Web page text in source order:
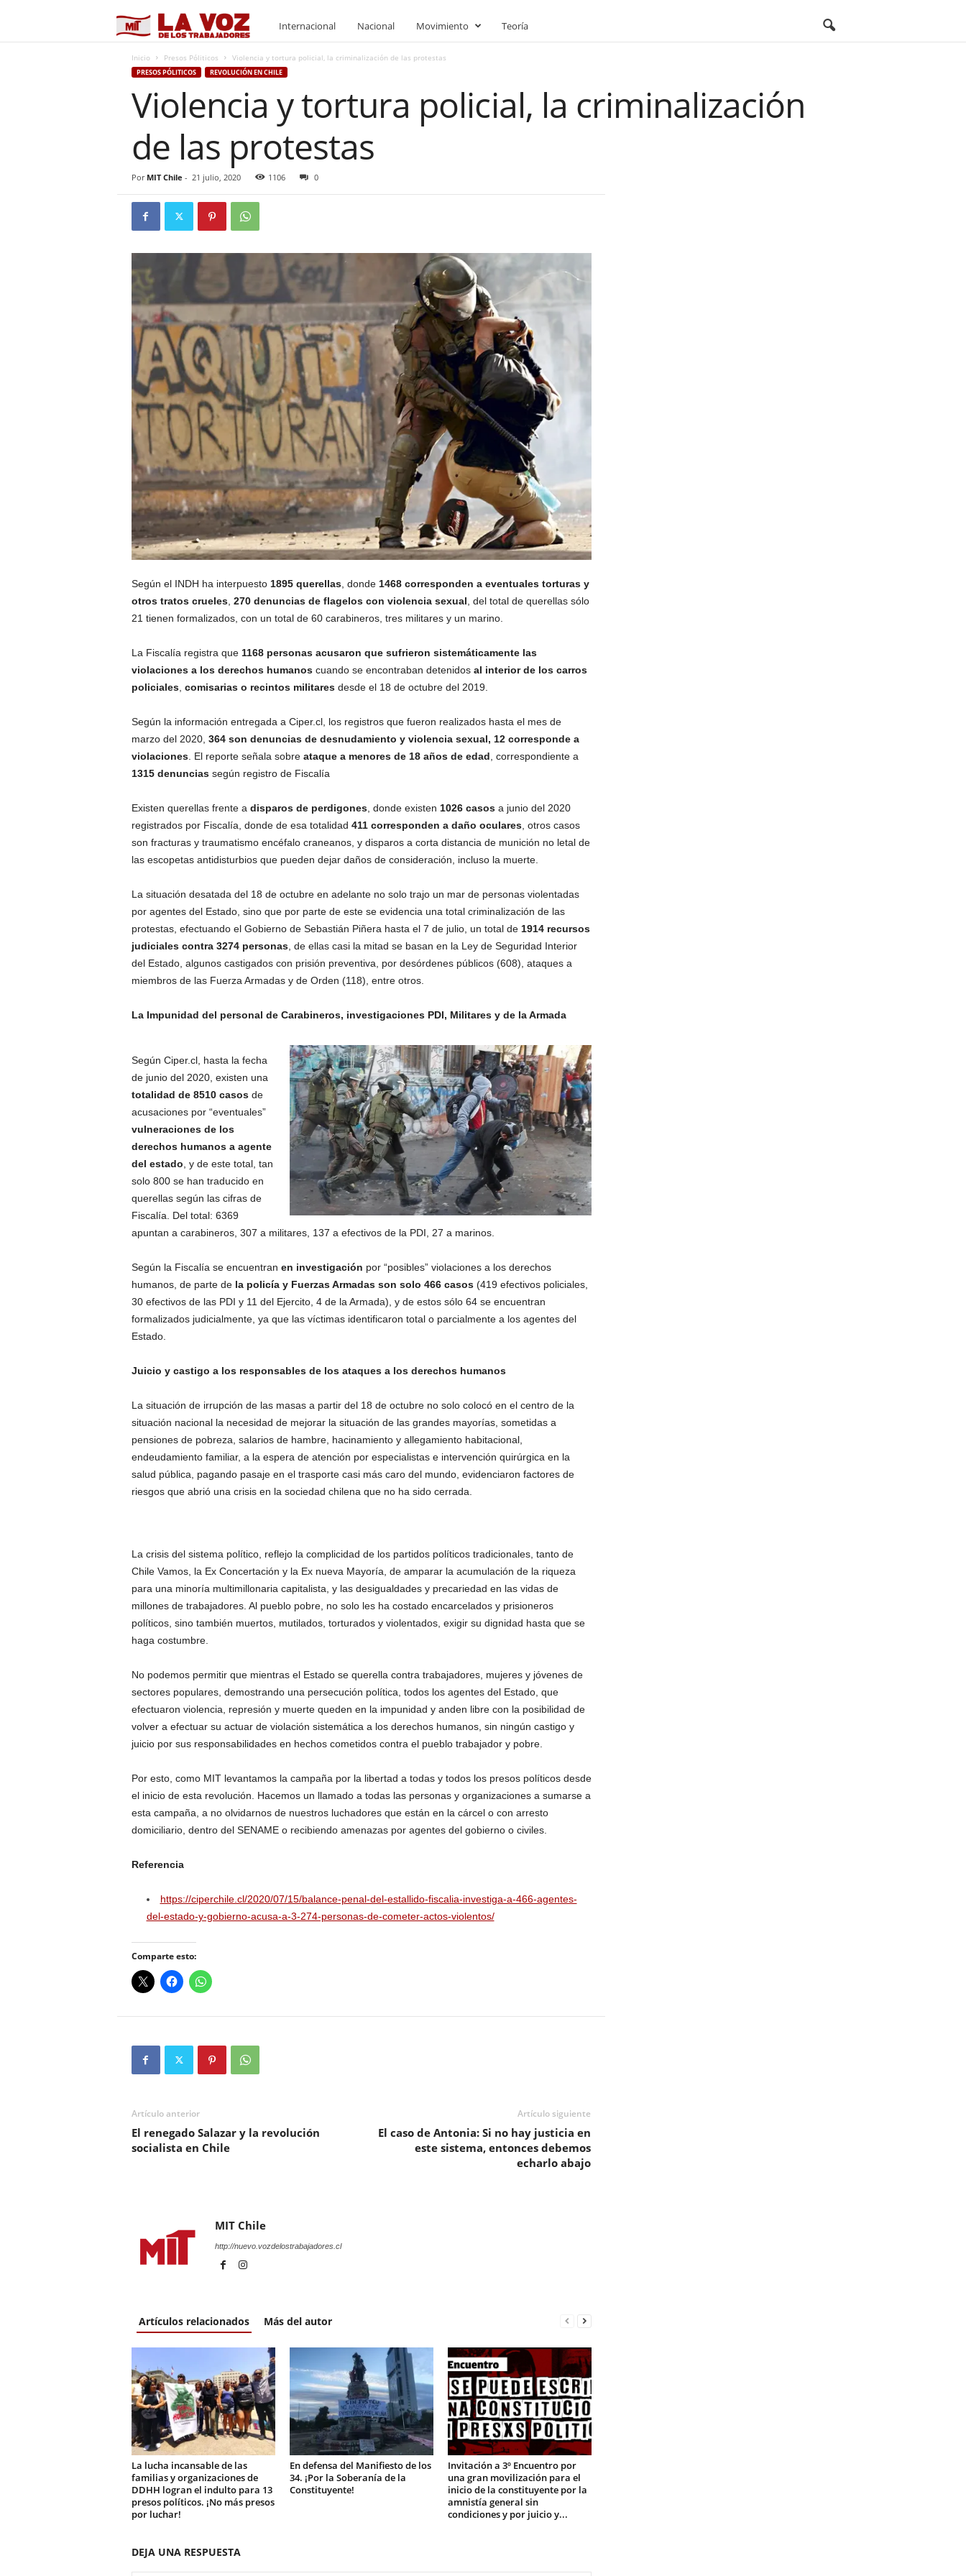
I
Internacional Nacional Movimiento Teoría
Inicio Presos Póliticos Violencia y tortura policial, la criminalización de las protestas
PRESOS PÓLITICOS REVOLUCIÓN EN CHILE
Violencia y tortura policial, la criminalización
de las protestas
Por MIT Chile - 21 julio, 2020 1106 0
Según el INDH ha interpuesto 1895 querellas, donde 1468 corresponden a eventuales torturas y
otros tratos crueles, 270 denuncias de flagelos con violencia sexual , del total de querellas sólo
21 tienen formalizados, con un total de 60 carabineros, tres militares y un marino.
La Fiscalía registra que 1168 personas acusaron que sufrieron sistemáticamente las
violaciones a los derechos humanoscuando se encontraban detenidos al interior de los carros
policiales, comisarias o recintos militaresdesde el 18 de octubre del 2019.
Según la información entregada a Ciper.cl, los registros que fueron realizados hasta el mes de
marzo del 2020, 364 son denuncias de desnudamiento y violencia sexual, 12 corresponde a
violaciones. El reporte señala sobre ataque a menores de 18 años de edad , correspondiente a
1315 denunciassegún registro de Fiscalía
Existen querellas frente a disparos de perdigones, donde existen 1026 casosa junio del 2020
registrados por Fiscalía, donde de esa totalidad 411 corresponden a daño oculares, otros casos
son fracturas y traumatismo encéfalo craneanos, y disparos a corta distancia de munición no letal de
las escopetas antidisturbios que pueden dejar daños de consideración, incluso la muerte.
La situación desatada del 18 de octubre en adelante no solo trajo un mar de personas violentadas
por agentes del Estado, sino que por parte de este se evidencia una total criminalización de las
protestas, efectuando el Gobierno de Sebastián Piñera hasta el 7 de julio, un total de 1914 recursos
judiciales contra 3274 personas, de ellas casi la mitad se basan en la Ley de Seguridad Interior
del Estado, algunos castigados con prisión preventiva, por desórdenes públicos (608), ataques a
miembros de las Fuerza Armadas y de Orden (118), entre otros.
La Impunidad del personal de Carabineros, investigaciones PDI, Militares y de la Armada
Según Ciper.cl, hasta la fecha
de junio del 2020, existen una
totalidad de 8510 casosde
acusaciones por “eventuales”
vulneraciones de los
derechos humanos a agente
del estado , y de este total, tan
solo 800 se han traducido en
querellas según las cifras de
Fiscalía. Del total: 6369
apuntan a carabineros, 307 a militares, 137 a efectivos de la PDI, 27 a marinos.
Según la Fiscalía se encuentran en investigación por “posibles” violaciones a los derechos
humanos, de parte de la policía y Fuerzas Armadas son solo 466 casos (419 efectivos policiales,
30 efectivos de las PDI y 11 del Ejercito, 4 de la Armada), y de estos sólo 64 se encuentran
formalizados judicialmente, ya que las víctimas identificaron total o parcialmente a los agentes del
Estado.
Juicio y castigo a los responsables de los ataques a los derechos humanos
La situación de irrupción de las masas a partir del 18 de octubre no solo colocó en el centro de la
situación nacional la necesidad de mejorar la situación de las grandes mayorías, sometidas a
pensiones de pobreza, salarios de hambre, hacinamiento y allegamiento habitacional,
endeudamiento familiar, a la espera de atención por especialistas e intervención quirúrgica en la
salud pública, pagando pasaje en el trasporte casi más caro del mundo, evidenciaron factores de
riesgos que abrió una crisis en la sociedad chilena que no ha sido cerrada.
La crisis del sistema político, reflejo la complicidad de los partidos políticos tradicionales, tanto de
Chile Vamos, la Ex Concertación y la Ex nueva Mayoría, de amparar la acumulación de la riqueza
para una minoría multimillonaria capitalista, y las desigualdades y precariedad en las vidas de
millones de trabajadores. Al pueblo pobre, no solo les ha costado encarcelados y prisioneros
políticos, sino también muertos, mutilados, torturados y violentados, exigir su dignidad hasta que se
haga costumbre.
No podemos permitir que mientras el Estado se querella contra trabajadores, mujeres y jóvenes de
sectores populares, demostrando una persecución política, todos los agentes del Estado, que
efectuaron violencia, represión y muerte queden en la impunidad y anden libre con la posibilidad de
volver a efectuar su actuar de violación sistemática a los derechos humanos, sin ningún castigo y
juicio por sus responsabilidades en hechos cometidos contra el pueblo trabajador y pobre.
Por esto, como MIT levantamos la campaña por la libertad a todas y todos los presos políticos desde
el inicio de esta revolución. Hacemos un llamado a todas las personas y organizaciones a sumarse a
esta campaña, a no olvidarnos de nuestros luchadores que están en la cárcel o con arresto
domiciliario, dentro del SENAME o recibiendo amenazas por agentes del gobierno o civiles.
Referencia
https://ciperchile.cl/2020/07/15/balance-penal-del-estallido-fiscalia-investiga-a-466-agentes-
del-estado-y-gobierno-acusa-a-3-274-personas-de-cometer-actos-violentos/
Comparte esto:
Artículo anterior
El renegado Salazar y la revolución
socialista en Chile
Artículo siguiente
El caso de Antonia: Si no hay justicia en
este sistema, entonces debemos
echarlo abajo
MIT Chile
http://nuevo.vozdelostrabajadores.cl
Artículos relacionados Más del autor
La lucha incansable de las
familias y organizaciones de
DDHH logran el indulto para 13
presos políticos. ¡No más presos
por luchar!
En defensa del Manifiesto de los
34. ¡Por la Soberanía de la
Constituyente!
Invitación a 3º Encuentro por
una gran movilización para el
inicio de la constituyente por la
amnistía general sin
condiciones y por juicio y...
DEJA UNA RESPUESTA